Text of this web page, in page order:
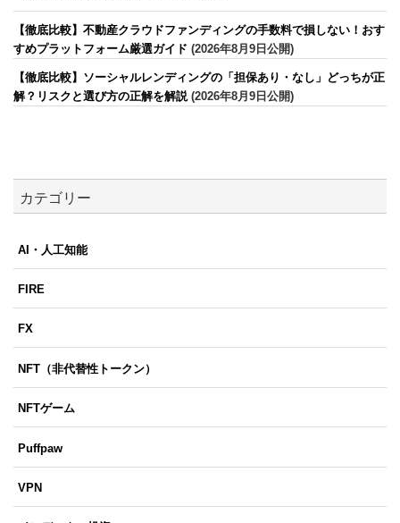
【徹底比較】不動産クラウドファンディングの手数料で損しない！おす
すめプラットフォーム厳選ガイド (2026年8月9日公開)
【徹底比較】ソーシャルレンディングの「担保あり・なし」どっちが正
解？リスクと選び方の正解を解説(2026年8月9日公開)
カテゴリー
AI・人工知能
FIRE
FX
NFT（非代替性トークン）
NFTゲーム
Puffpaw
VPN